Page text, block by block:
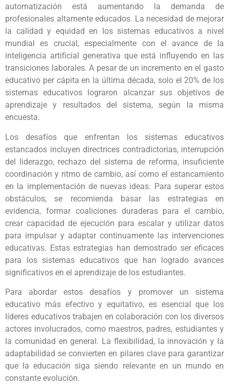
automatización está aumentando la demanda de
profesionales altamente educados. La necesidad de mejorar
la calidad y equidad en los sistemas educativos a nivel
mundial es crucial, especialmente con el avance de la
inteligencia artificial generativa que está influyendo en las
transiciones laborales. A pesar de un incremento en el gasto
educativo per cápita en la última década, solo el 20% de los
sistemas educativos lograron alcanzar sus objetivos de
aprendizaje y resultados del sistema, según la misma
encuesta.
Los desafíos que enfrentan los sistemas educativos
estancados incluyen directrices contradictorias, interrupción
del liderazgo, rechazo del sistema de reforma, insuficiente
coordinación y ritmo de cambio, así como el estancamiento
en la implementación de nuevas ideas. Para superar estos
obstáculos, se recomienda basar las estrategias en
evidencia, formar coaliciones duraderas para el cambio,
crear capacidad de ejecución para escalar y utilizar datos
para impulsar y adaptar continuamente las intervenciones
educativas. Estas estrategias han demostrado ser eficaces
para los sistemas educativos que han logrado avances
significativos en el aprendizaje de los estudiantes.
Para abordar estos desafíos y promover un sistema
educativo más efectivo y equitativo, es esencial que los
líderes educativos trabajen en colaboración con los diversos
actores involucrados, como maestros, padres, estudiantes y
la comunidad en general. La flexibilidad, la innovación y la
adaptabilidad se convierten en pilares clave para garantizar
que la educación siga siendo relevante en un mundo en
constante evolución.